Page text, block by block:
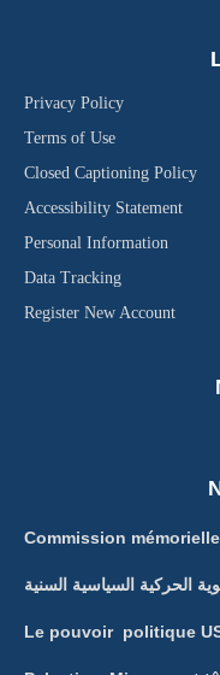
Privacy Policy
Terms of Use
Closed Captioning Policy
Accessibility Statement
Personal Information
Data Tracking
Register New Account
Commission
الحركية السياسية السنية
Le pouvoir politique